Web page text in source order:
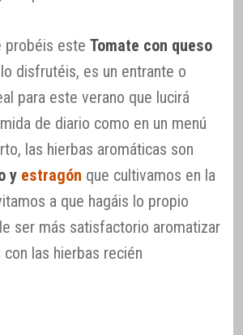
probéis este Tomate con queso
disfrutéis, es un entrante o
para este verano que lucirá
de diario como en un menú
las hierbas aromáticas son
y estragón que cultivamos en la
a que hagáis lo propio
ser más satisfactorio aromatizar
las hierbas recién